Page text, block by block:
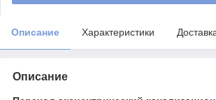
Описание Характеристики
Описание